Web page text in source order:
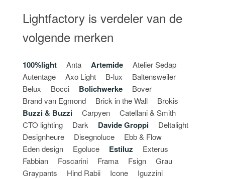
Lightfactory is verdeler van de
volgende merken
100%light Anta Artemide
Atelier Sedap
Autentage
Axo Light B-lux
Baltensweiler
Belux
Bocci Bolichwerke
Bover
Brand van Egmond
Brick in the Wall Brokis
Buzzi & Buzzi Carpyen
Catellani & Smith
CTO lighting
Dark Davide Groppi
Deltalight
Designheure
Disegnoluce
Ebb & Flow
Eden design
Egoluce Estiluz
Exterus
Fabbian
Foscarini Frama Fsign
Grau
Graypants
Hind Rabii Icone
Iguzzini